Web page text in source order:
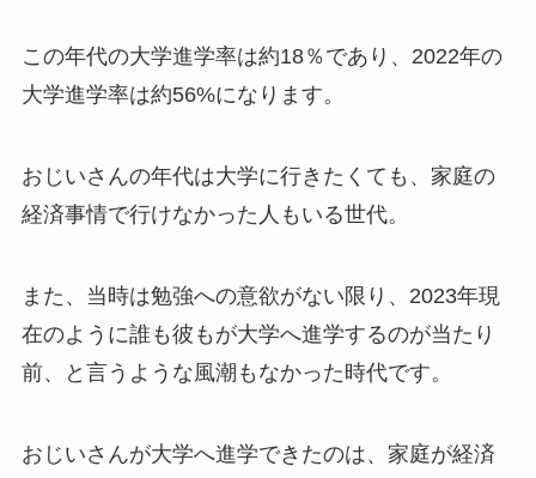
この年代の大学進学率は約18％であり、2022年の
大学進学率は約56%になります。
おじいさんの年代は大学に行きたくても、家庭の
経済事情で行けなかった人もいる世代。
また、当時は勉強への意欲がない限り、2023年現
在のように誰も彼もが大学へ進学するのが当たり
前、と言うような風潮もなかった時代です。
おじいさんが大学へ進学できたのは、家庭が経済